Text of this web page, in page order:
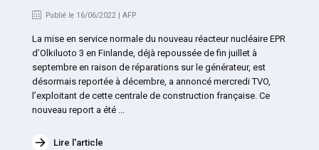
Publié le 16/06/2022 | AFP
La mise en service normale du nouveau réacteur nucléaire EPR
d’Olkiluoto 3 en Finlande, déjà repoussée de fin juillet à
septembre en raison de réparations sur le générateur, est
désormais reportée à décembre, a annoncé mercredi TVO,
l’exploitant de cette centrale de construction française. Ce
nouveau report a été ...
Lire l'article